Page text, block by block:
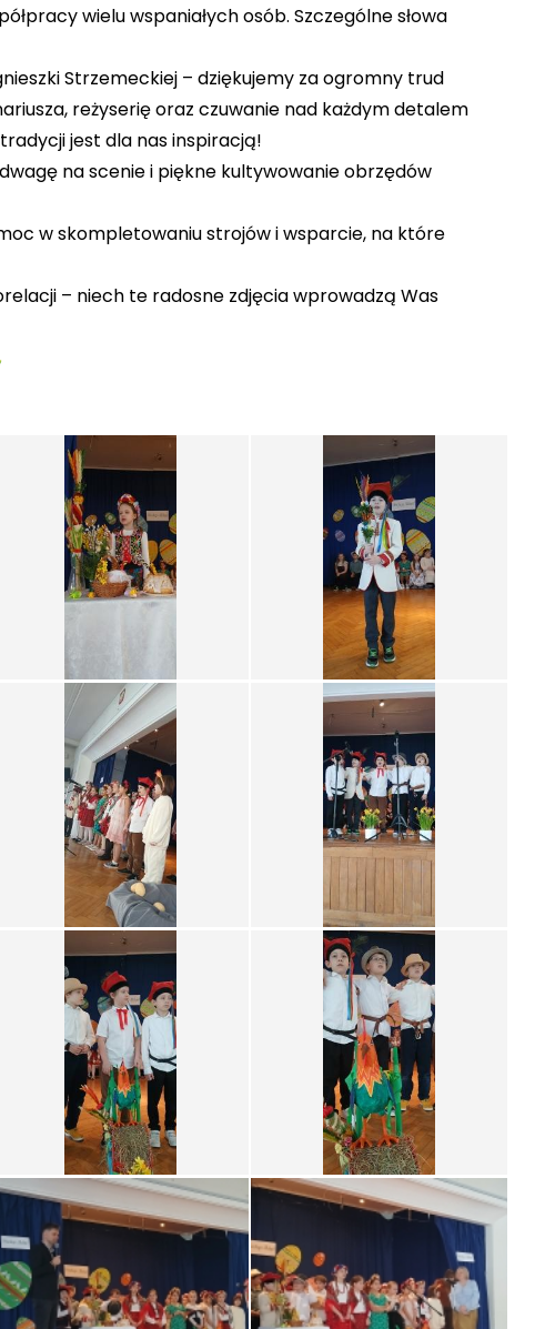
wielu wspaniałych osób. Szczególne słowa
Strzemeckiej – dziękujemy za ogromny trud
reżyserię oraz czuwanie nad każdym detalem
jest dla nas inspiracją!
na scenie i piękne kultywowanie obrzędów
w skompletowaniu strojów i wsparcie, na które
– niech te radosne zdjęcia wprowadzą Was